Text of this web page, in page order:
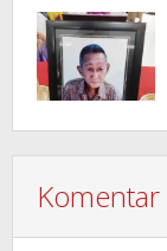
Komentar